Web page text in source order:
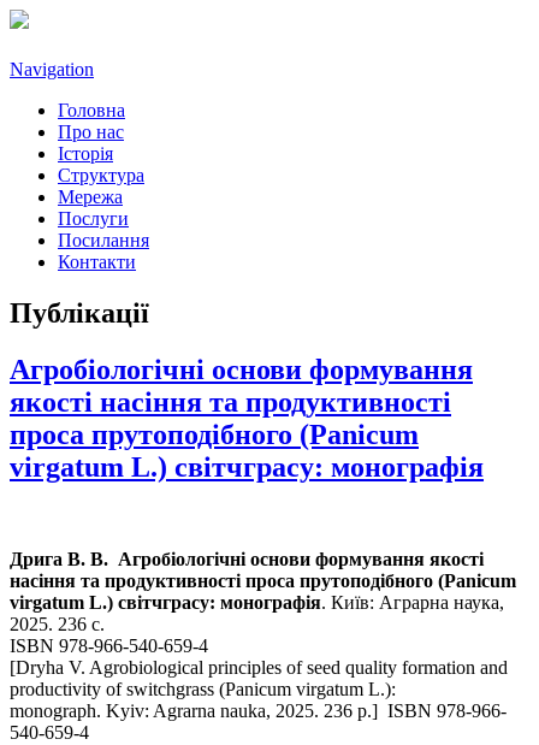
Navigation
Головна
Про нас
Історія
Структура
Мережа
Послуги
Посилання
Контакти
Публікації
Агробіологічні основи формування
якості насіння та продуктивності
проса прутоподібного (Panicum
virgatum L.) світчграсу: монографія
Дрига В. В. Агробіологічні основи формування якості
насіння та продуктивності проса прутоподібного (Panicum
virgatum L.) світчграсу: монографія. Київ: Аграрна наука,
2025. 236 с.
ISBN 978-966-540-659-4
[Dryha V. Agrobiolo­gical principles of seed quality formation and
productivity of switchgrass (Panicum virgatum L.):
monograph. Kyiv: Agrarna nauka, 2025. 236 р.] ISBN 978-966-
540-659-4